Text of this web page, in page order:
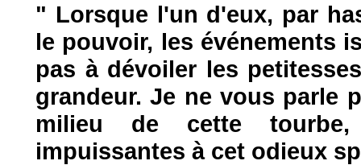
" Lorsque l'un d'eux, par
le pouvoir, les événements
pas à dévoiler les
grandeur. Je ne vous parle
milieu de cette
impuissantes à cet odieux